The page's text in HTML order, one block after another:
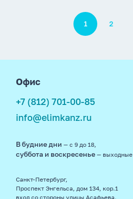
1 2
Офис
+7 (812) 701-00-85
info@elimkanz.ru
В будние дни — с 9 до 18,
суббота и воскресенье — выходные
Санкт-Петербург,
Проспект Энгельса, дом 134, кор.1
вход со стороны улицы Асафьева,